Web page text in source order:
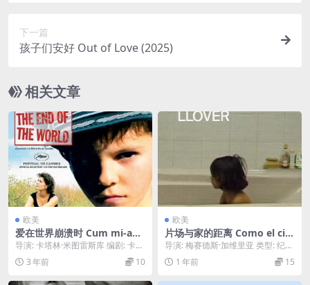
下一篇
孩子们安好 Out of Love (2025)
相关文章
欧美
爱在世界崩溃时 Cum mi-am
petrecut sfârşitul lumii (20
06)
导演: 卡塔林·米图雷斯库 编剧: 卡塔
林·米图雷斯库 / Andreea Va...
3 年前 10
欧美
片场与家的距离 Como el ciel
o después de llover (2020)
导演: 梅赛德斯·加维里亚 类型: 纪录
片 制片国家/地区: 哥伦比亚 上映日
期...1 年前 15